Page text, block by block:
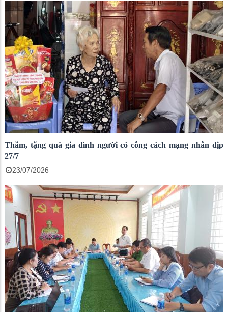
Thăm, tặng quà gia đình người có công cách mạng nhân dịp
27/7
23/07/2026